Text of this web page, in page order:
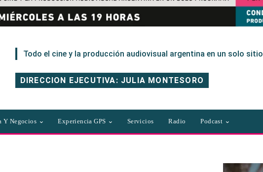
Todo el cine y la producción audiovisual argentina en un solo sitio
DIRECCION EJECUTIVA: JULIA MONTESORO
Y Negocios Experiencia GPS Servicios Radio Podcast